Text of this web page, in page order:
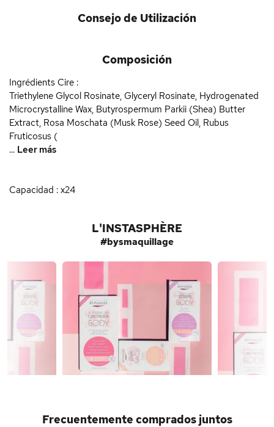
Consejo de Utilización
Composición
Ingrédients Cire :
Triethylene Glycol Rosinate, Glyceryl Rosinate, Hydrogenated
Microcrystalline Wax, Butyrospermum Parkii (Shea) Butter
Extract, Rosa Moschata (Musk Rose) Seed Oil, Rubus
Fruticosus (
... Leer más
Capacidad : x24
L'INSTASPHÈRE
#bysmaquillage
Frecuentemente comprados juntos